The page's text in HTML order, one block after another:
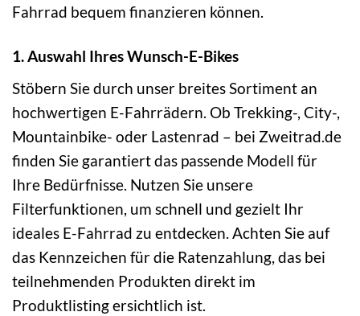
Fahrrad bequem finanzieren können.
1. Auswahl Ihres Wunsch-E-Bikes
Stöbern Sie durch unser breites Sortiment an
hochwertigen E-Fahrrädern. Ob Trekking-, City-,
Mountainbike- oder Lastenrad – bei Zweitrad.de
finden Sie garantiert das passende Modell für
Ihre Bedürfnisse. Nutzen Sie unsere
Filterfunktionen, um schnell und gezielt Ihr
ideales E-Fahrrad zu entdecken. Achten Sie auf
das Kennzeichen für die Ratenzahlung, das bei
teilnehmenden Produkten direkt im
Produktlisting ersichtlich ist.